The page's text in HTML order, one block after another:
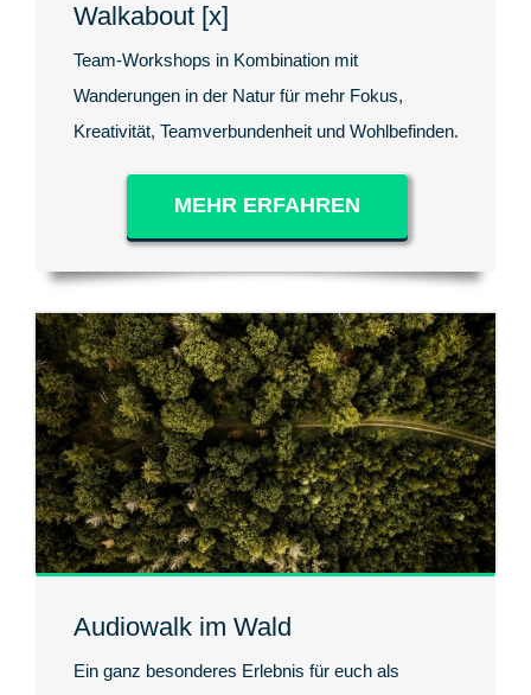
Walkabout [x]
Team-Workshops in Kombination mit
Wanderungen in der Natur für mehr Fokus,
Kreativität, Teamverbundenheit und Wohlbefinden.
MEHR ERFAHREN
Audiowalk im Wald
Ein ganz besonderes Erlebnis für euch als